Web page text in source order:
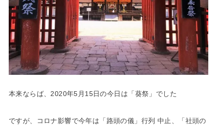
本来ならば、2020年5月15日の今日は「葵祭」でした
ですが、コロナ影響で今年は「路頭の儀」行列 中止、「社頭の